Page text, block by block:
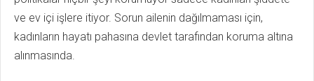
ve ev içi işlere itiyor. Sorun ailenin dağılmaması için,
kadınların hayatı pahasına devlet tarafından koruma altına
alınmasında.